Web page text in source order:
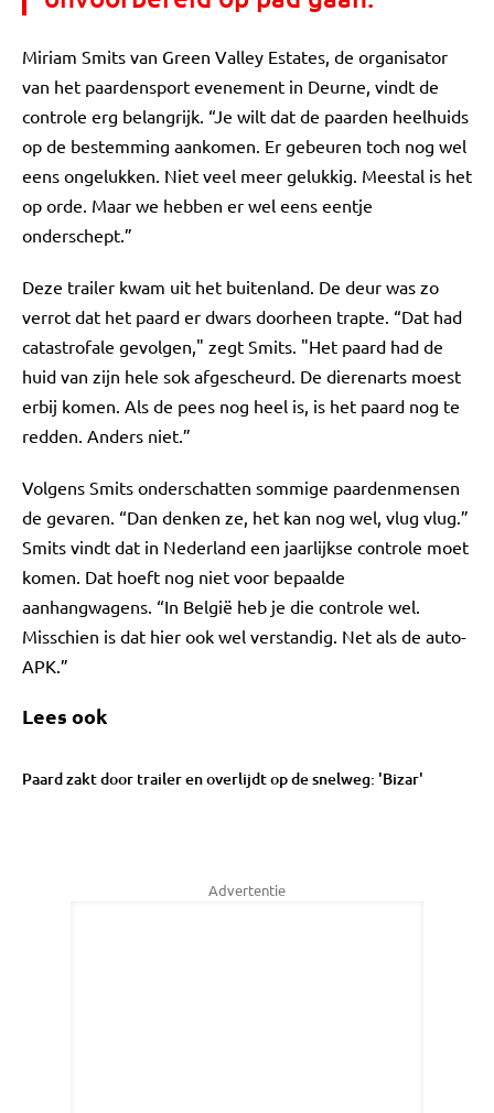
Miriam Smits van Green Valley Estates, de organisator
van het paardensport evenement in Deurne, vindt de
controle erg belangrijk. “Je wilt dat de paarden heelhuids
op de bestemming aankomen. Er gebeuren toch nog wel
eens ongelukken. Niet veel meer gelukkig. Meestal is het
op orde. Maar we hebben er wel eens eentje
onderschept.”
Deze trailer kwam uit het buitenland. De deur was zo
verrot dat het paard er dwars doorheen trapte. “Dat had
catastrofale gevolgen," zegt Smits. "Het paard had de
huid van zijn hele sok afgescheurd. De dierenarts moest
erbij komen. Als de pees nog heel is, is het paard nog te
redden. Anders niet.”
Volgens Smits onderschatten sommige paardenmensen
de gevaren. “Dan denken ze, het kan nog wel, vlug vlug.”
Smits vindt dat in Nederland een jaarlijkse controle moet
komen. Dat hoeft nog niet voor bepaalde
aanhangwagens. “In België heb je die controle wel.
Misschien is dat hier ook wel verstandig. Net als de auto-
APK.”
Lees ook
Paard zakt door trailer en overlijdt op de snelweg: 'Bizar'
Advertentie